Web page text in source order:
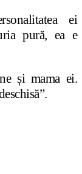
ei
pură, ea e
și mama ei.